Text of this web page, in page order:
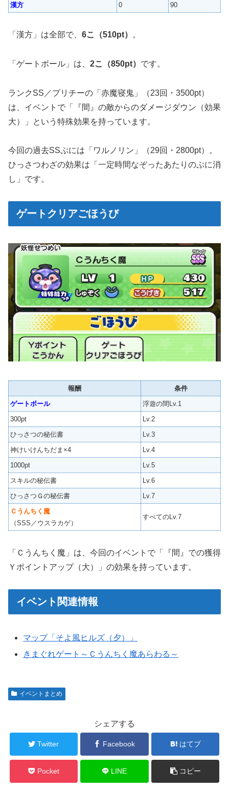
漢方
0 90
「漢方」は全部で、 6こ（510pt） 。
「ゲートボール」は、 2こ（850pt） です。
ランクSS／プリチーの「赤魔寝鬼」（23回・3500pt）
は、イベントで「『間』の敵からのダメージダウン（効果
大）」という特殊効果を持っています。
今回の過去SSぷには「ワルノリン」（29回・2800pt）。
ひっさつわざの効果は「一定時間なぞったあたりのぷに消
し」です。
ゲートクリアごほうび
報酬
条件
ゲートボール
浮遊の間Lv.1
300pt
Lv.2
ひっさつの秘伝書
Lv.3
神けいけんちだま×4
Lv.4
1000pt
Lv.5
スキルの秘伝書
Lv.6
ひっさつＧの秘伝書
Lv.7
Ｃうんちく魔
（SSS／ウスラカゲ）
すべてのLv.7
「Ｃうんちく魔」は、今回のイベントで「『間』での獲得
Ｙポイントアップ（大）」の効果を持っています。
イベント関連情報
マップ「そよ風ヒルズ（夕）」
きまぐれゲート～Ｃうんちく魔あらわる～
イベントまとめ
シェアする
Twitter Facebook はてブ
Pocket LINE コピー